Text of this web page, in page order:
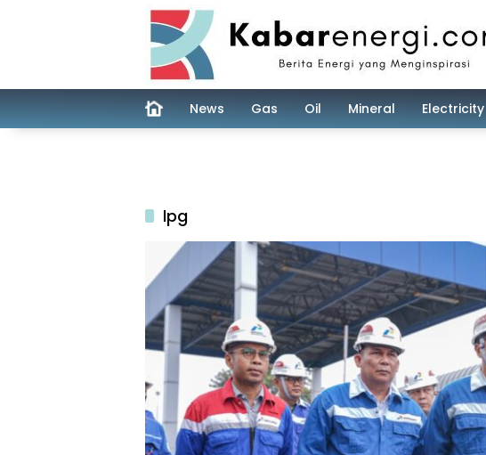
News Gas Oil Mineral Electricity
lpg